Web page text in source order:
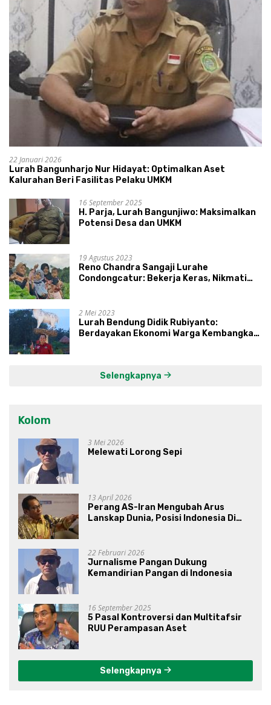
22 Januari 2026
Lurah Bangunharjo Nur Hidayat: Optimalkan Aset
Kalurahan Beri Fasilitas Pelaku UMKM
16 September 2025
H. Parja, Lurah Bangunjiwo: Maksimalkan
Potensi Desa dan UMKM
19 Agustus 2023
Reno Chandra Sangaji Lurahe
Condongcatur: Bekerja Keras, Nikmati
2 Mei 2023
Lurah Bendung Didik Rubiyanto:
Berdayakan Ekonomi Warga Kembangkan
Selengkapnya
Kolom
3 Mei 2026
Melewati Lorong Sepi
13 April 2026
Perang AS-Iran Mengubah Arus
Lanskap Dunia, Posisi Indonesia Di
22 Februari 2026
Jurnalisme Pangan Dukung
Kemandirian Pangan di Indonesia
16 September 2025
5 Pasal Kontroversi dan Multitafsir
RUU Perampasan Aset
Selengkapnya